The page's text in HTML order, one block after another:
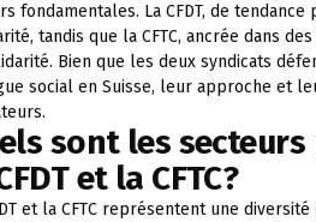
fondamentales. La CFDT, de
tandis que la CFTC, ancrée dans
Bien que les deux syndicats
social en Suisse, leur approche et
sont les
et la CFTC?
et la CFTC représentent une